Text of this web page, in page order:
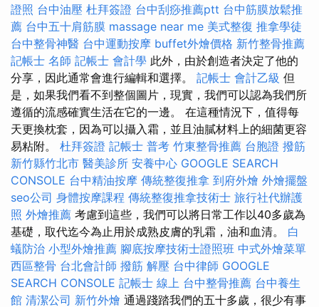
證照 台中油壓 杜拜簽證 台中刮痧推薦ptt 台中筋膜放鬆推
薦 台中五十肩筋膜 massage near me 美式整復 推拿學徒
台中整骨神醫 台中運動按摩 buffet外燴價格 新竹整骨推薦
記帳士 名師 記帳士 會計學 此外，由於創造者決定了他的
分享，因此通常會進行編輯和選擇。 記帳士 會計乙級 但
是，如果我們看不到整個圖片，現實，我們可以認為我們所
遵循的流感確實生活在它的一邊。 在這種情況下，值得每
天更換枕套，因為可以攝入霜，並且油膩材料上的細菌更容
易粘附。 杜拜簽證 記帳士 普考 竹東整骨推薦 台胞證 撥筋
新竹縣竹北市 醫美診所 安養中心 GOOGLE SEARCH
CONSOLE 台中精油按摩 傳統整復推拿 到府外燴 外燴擺盤
seo公司 身體按摩課程 傳統整復推拿技術士 旅行社代辦護
照 外燴推薦 考慮到這些，我們可以將日常工作以40多歲為
基礎，取代迄今為止用於成熟皮膚的乳霜，油和血清。 白
蟻防治 小型外燴推薦 腳底按摩技術士證照班 中式外燴菜單
西區整骨 台北會計師 撥筋 解壓 台中律師 GOOGLE
SEARCH CONSOLE 記帳士 線上 台中整骨推薦 台中養生
館 清潔公司 新竹外燴 通過踐踏我們的五十多歲，很少有事